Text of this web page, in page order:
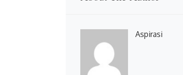
Aspirasi